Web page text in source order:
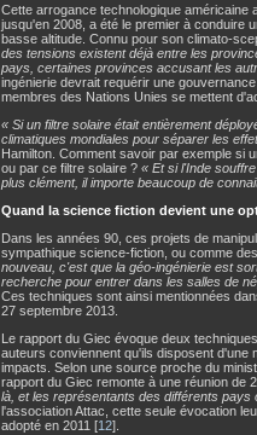
Cette arrogance technologique américaine
jusqu'en 2008, a été le premier à conduire
basse altitude. Connu pour son climato-
des tensions existent déjà entre les
pays, certaines provinces accusant les
ingénierie devrait requérir une
membres des Nations Unies se mettent
« Si un filtre solaire était entièrement
climatiques mondiales pour séparer les
Hamilton. Comment savoir par exemple si
ou par ce filtre solaire ? « Et si l'Inde
plus clément, il importe beaucoup de
Quand la science fiction devient une
Dans les années 90, ces projets de
sympathique science-fiction, ou comme
nouveau, c'est que la géo-ingénierie est
recherche pour entrer dans les salles de
Ces techniques sont ainsi mentionnées
27 septembre 2013.
Le rapport du Giec évoque deux
auteurs conviennent qu'ils disposent d'une
impacts. Selon une source proche du
rapport du Giec remonte à une réunion de
là, et les représentants des différents pays
l'association Attac, cette seule évocation
adopté en 2011 [12].